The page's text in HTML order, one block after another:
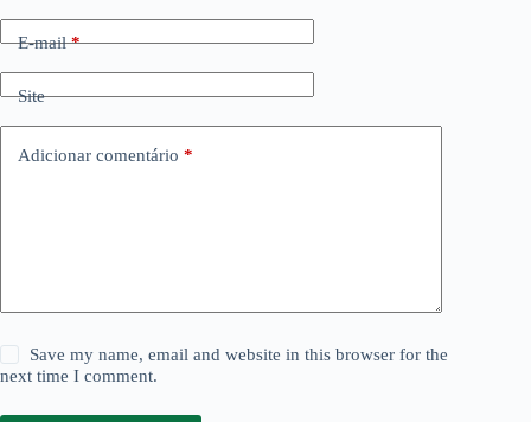
E-mail*
Site
Adicionar comentário *
Save my name, email and website in this browser for the
next time I comment.